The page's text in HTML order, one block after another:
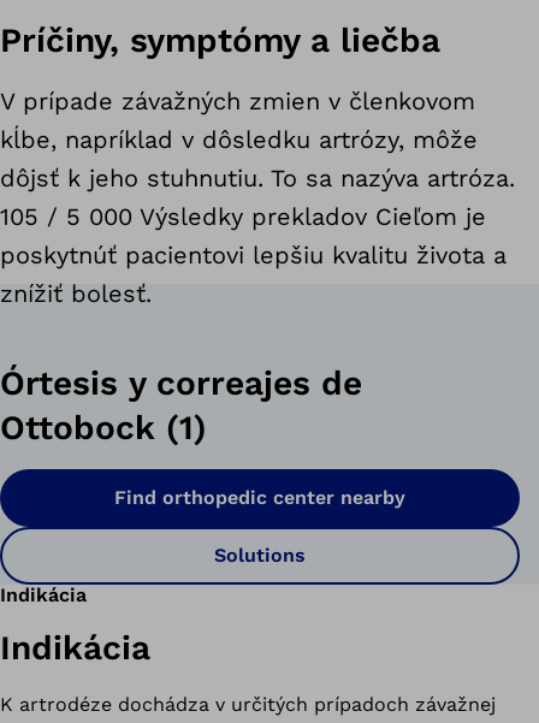
Príčiny, symptómy a liečba
V prípade závažných zmien v členkovom
kĺbe, napríklad v dôsledku artrózy, môže
dôjsť k jeho stuhnutiu. To sa nazýva artróza.
105 / 5 000 Výsledky prekladov Cieľom je
poskytnúť pacientovi lepšiu kvalitu života a
znížiť bolesť.
Órtesis y correajes de
Ottobock (1)
Find orthopedic center nearby
Solutions
Indikácia
Indikácia
K artrodéze dochádza v určitých prípadoch závažnej